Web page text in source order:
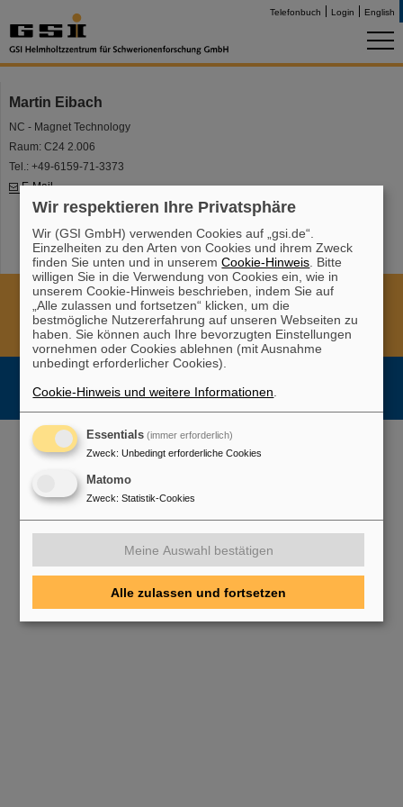
Telefonbuch Login English
Martin Eibach
NC - Magnet Technology
Raum: C24 2.006
Tel.: +49-6159-71-3373
E-Mail
Cookie Einstellungen Cookie-Hinweise
Sitemap
Impressum
Datenschutz
Haftungsausschluss
Urheberrecht
Erklärung zur Barrierefreiheit
Wir respektieren Ihre Privatsphäre
Wir (GSI GmbH) verwenden Cookies auf „gsi.de“.
Einzelheiten zu den Arten von Cookies und ihrem Zweck
finden Sie unten und in unseremCookie-Hinweis . Bitte
willigen Sie in die Verwendung von Cookies ein, wie in
unserem Cookie-Hinweis beschrieben, indem Sie auf
„Alle zulassen und fortsetzen“ klicken, um die
bestmögliche Nutzererfahrung auf unseren Webseiten zu
haben. Sie können auch Ihre bevorzugten Einstellungen
vornehmen oder Cookies ablehnen (mit Ausnahme
unbedingt erforderlicher Cookies).
Cookie-Hinweis und weitere Informationen
Essentials (immer erforderlich)
Zweck: Unbedingt erforderliche Cookies
Matomo
Zweck: Statistik-Cookies
Meine Auswahl bestätigen
Alle zulassen und fortsetzen